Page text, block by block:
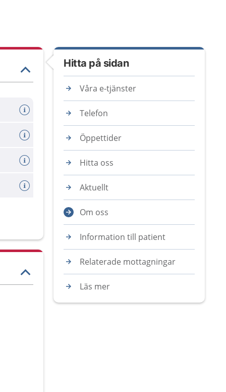
Hitta på sidan
Våra e-tjänster
Telefon
Öppettider
Hitta oss
Aktuellt
Om oss
Information till patient
Relaterade mottagningar
Läs mer